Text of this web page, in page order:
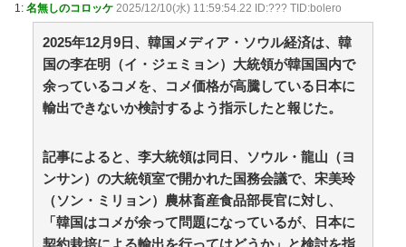
無職ゲーマーだけど、おまえらワイをどう思う？ / 2ch
まとめアンテナ！
NEW! (8/8 22:14)
36歳の彼女と結婚したいのに、家族が猛反対。家族か
ら信じられない言葉が飛び出した… 他 / 2chnaviヘッド
ライン (12/24 07:00)
Powered by livedoor 相互RSS
【マンガ】バラシ屋トシヤの漫画セレクション
【ｗ】長年育てやっと蕾がつき楽しみにしてたら動物
の死肉に擬態（外観・腐肉臭）する花が！ / anaguro - 総
NEW! (8/8 23:10)
【韓日共同調査】「日本に良い印象」の韓国人
1: 名無しのコロッケ 2025/12/10(水) 11:59:54.22 ID:??? TID:bolero
2025年12月9日、韓国メディア・ソウル経済は、韓
国の李在明（イ・ジェミョン）大統領が韓国国内で
余っているコメを、コメ価格が高騰している日本に
輸出できないか検討するよう指示したと報じた。
記事によると、李大統領は同日、ソウル・龍山（ヨ
ンサン）の大統領室で開かれた国務会議で、宋美玲
（ソン・ミリョン）農林畜産食品部長官に対し、
「韓国はコメが余って問題になっているが、日本に
契約栽培による輸出を行ってはどうか」と検討を指